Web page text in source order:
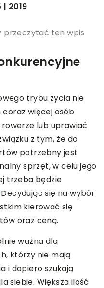
| 2019
przeczytać ten wpis
trybu życia nie
coraz więcej osób
lub uprawiać
z tym, że do
potrzebny jest
sprzęt, w celu jego
trzeba będzie
Decydując się na wybór
kierować się
oraz ceną.
ważna dla
którzy nie mają
i dopiero szukają
siebie. Większa ilość